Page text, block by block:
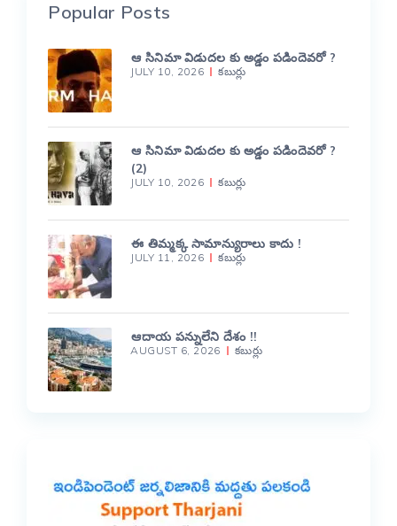
Popular Posts
ఆ సినిమా విడుదల కు అడ్డం పడిందెవరో ?
JULY 10, 2026 కబుర్లు
ఆ సినిమా విడుదల కు అడ్డం పడిందెవరో ?
(2)
JULY 10, 2026 కబుర్లు
ఈ తిమ్మక్క సామాన్యురాలు కాదు !
JULY 11, 2026 కబుర్లు
ఆదాయ పన్నులేని దేశం !!
AUGUST 6, 2026 కబుర్లు